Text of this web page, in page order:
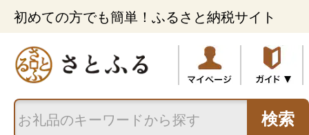
初めての方でも簡単！ふるさと納税サイト
検索